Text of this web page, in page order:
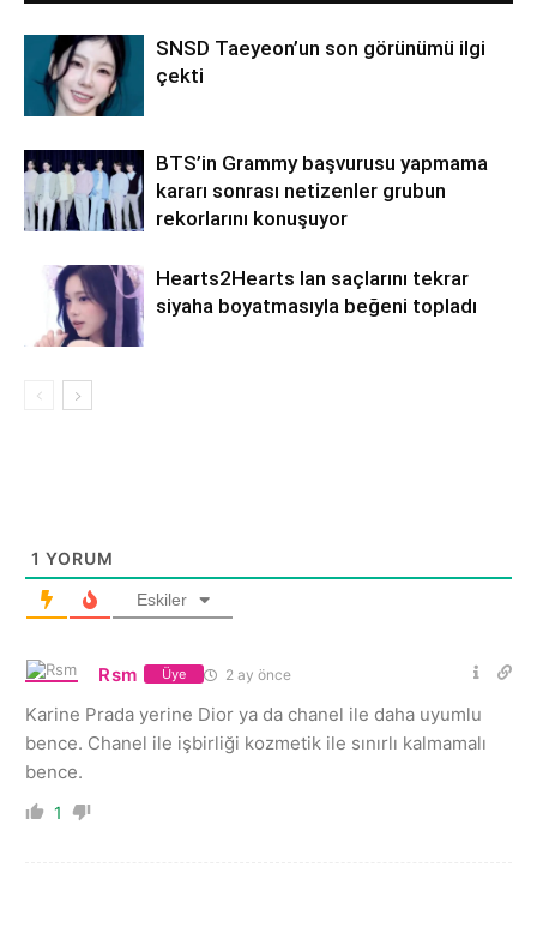
SNSD Taeyeon’un son görünümü ilgi
çekti
BTS’in Grammy başvurusu yapmama
kararı sonrası netizenler grubun
rekorlarını konuşuyor
Hearts2Hearts Ian saçlarını tekrar
siyaha boyatmasıyla beğeni topladı
1 YORUM
Eskiler
Rsm Üye 2 ay önce
Karine Prada yerine Dior ya da chanel ile daha uyumlu
bence. Chanel ile işbirliği kozmetik ile sınırlı kalmamalı
bence.
1